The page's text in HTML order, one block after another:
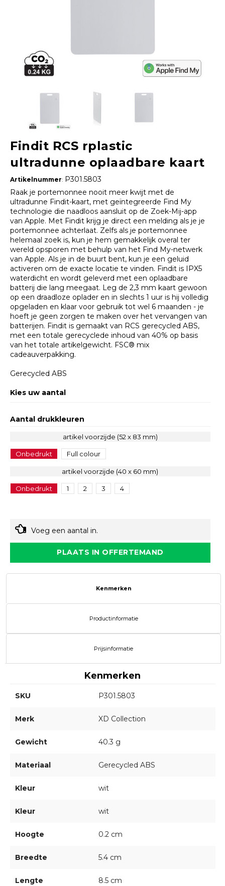
Findit RCS rplastic
ultradunne oplaadbare kaart
Artikelnummer: P301.5803
Raak je portemonnee nooit meer kwijt met de
ultradunne Findit-kaart, met geïntegreerde Find My
technologie die naadloos aansluit op de Zoek-Mij-app
van Apple. Met Findit krijg je direct een melding als je je
portemonnee achterlaat. Zelfs als je portemonnee
helemaal zoek is, kun je hem gemakkelijk overal ter
wereld opsporen met behulp van het Find My-netwerk
van Apple. Als je in de buurt bent, kun je een geluid
activeren om de exacte locatie te vinden. Findit is IPX5
waterdicht en wordt geleverd met een oplaadbare
batterij die lang meegaat. Leg de 2,3 mm kaart gewoon
op een draadloze oplader en in slechts 1 uur is hij volledig
opgeladen en klaar voor gebruik tot wel 6 maanden - je
hoeft je geen zorgen te maken over het vervangen van
batterijen. Findit is gemaakt van RCS gerecycled ABS,
met een totale gerecyclede inhoud van 40% op basis
van het totale artikelgewicht. FSC® mix
cadeauverpakking.
Gerecycled ABS
Kies uw aantal
Aantal drukkleuren
artikel voorzijde (52 x 83 mm)
Onbedrukt Full colour
artikel voorzijde (40 x 60 mm)
Onbedrukt 1 2 3 4
Voeg een aantal in.
PLAATS IN OFFERTEMAND
Kenmerken
Productinformatie
Prijsinformatie
Kenmerken
SKU P301.5803
Merk XD Collection
Gewicht 40.3 g
Materiaal Gerecycled ABS
Kleur wit
Kleur wit
Hoogte 0.2 cm
Breedte 5.4 cm
Lengte 8.5 cm